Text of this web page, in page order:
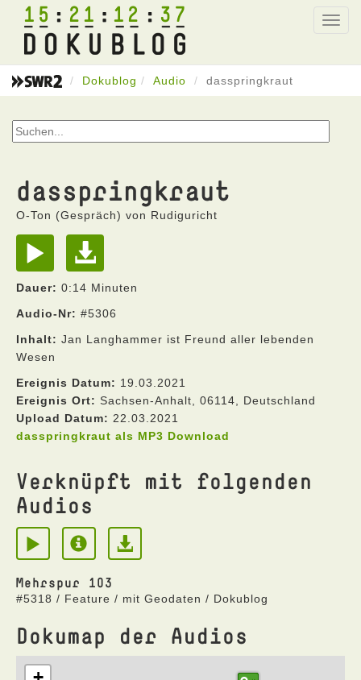
15 21 12 37
Dokublog Audio dasspringkraut
dasspringkraut
O-Ton (Gespräch) von Rudiguricht
Dauer: 0:14 Minuten
Audio-Nr: #5306
Inhalt: Jan Langhammer ist Freund aller lebenden
Wesen
Ereignis Datum: 19.03.2021
Ereignis Ort: Sachsen-Anhalt, 06114, Deutschland
Upload Datum: 22.03.2021
dasspringkraut als MP3 Download
Verknüpft mit folgenden
Audios
Mehrspur 103
#5318 / Feature / mit Geodaten / Dokublog
Dokumap der Audios